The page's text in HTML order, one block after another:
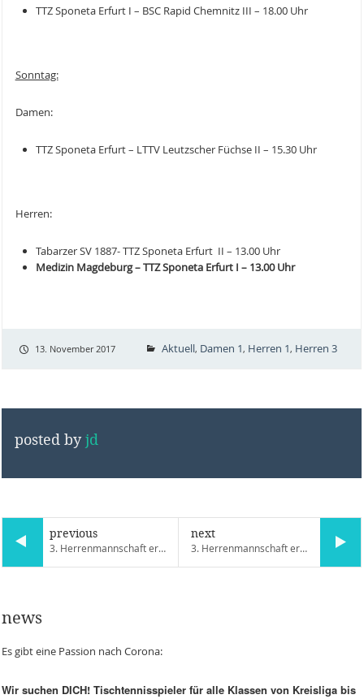
TTZ Sponeta Erfurt I – BSC Rapid Chemnitz III – 18.00 Uhr
Sonntag:
Damen:
TTZ Sponeta Erfurt – LTTV Leutzscher Füchse II – 15.30 Uhr
Herren:
Tabarzer SV 1887- TTZ Sponeta Erfurt II – 13.00 Uhr
Medizin Magdeburg – TTZ Sponeta Erfurt I –13.00 Uhr
13. November 2017 Aktuell, Damen 1, Herren 1, Herren 3
posted byjd
previous
3. Herrenmannschaft erkämpft 3 Punkte
next
3. Herrenmannschaft erobert 3. Tabellenplatz
news
Es gibt eine Passion nach Corona:
Wir suchen DICH! Tischtennisspieler für alle Klassen von Kreisliga bis